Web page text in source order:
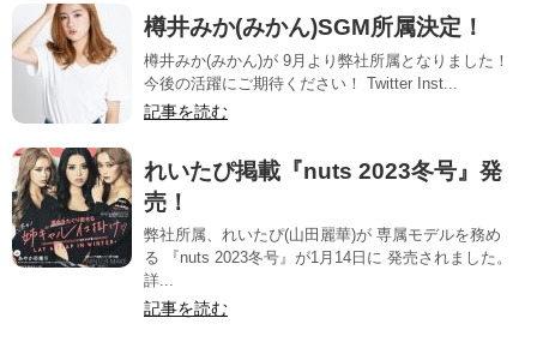
樽井みか(みかん)SGM所属決定！
樽井みか(みかん)が 9月より弊社所属となりました！
今後の活躍にご期待ください！ Twitter Inst...
記事を読む
れいたぴ掲載『nuts 2023冬号』発
売！
弊社所属、れいたぴ(山田麗華)が 専属モデルを務め
る 『nuts 2023冬号』が1月14日に 発売されました。
詳...
記事を読む